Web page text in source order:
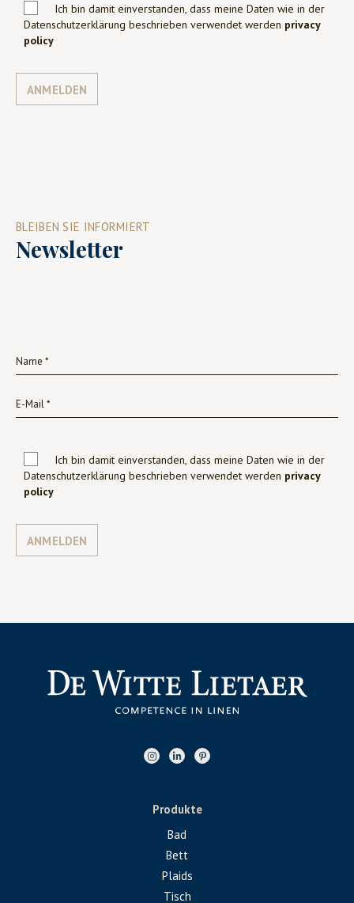
Ich bin damit einverstanden, dass meine Daten wie in der
Datenschutzerklärung beschrieben verwendet werden privacy
policy
ANMELDEN
BLEIBEN SIE INFORMIERT
Newsletter
Ich bin damit einverstanden, dass meine Daten wie in der
Datenschutzerklärung beschrieben verwendet werden privacy
policy
ANMELDEN
Produkte
Bad
Bett
Plaids
Tisch